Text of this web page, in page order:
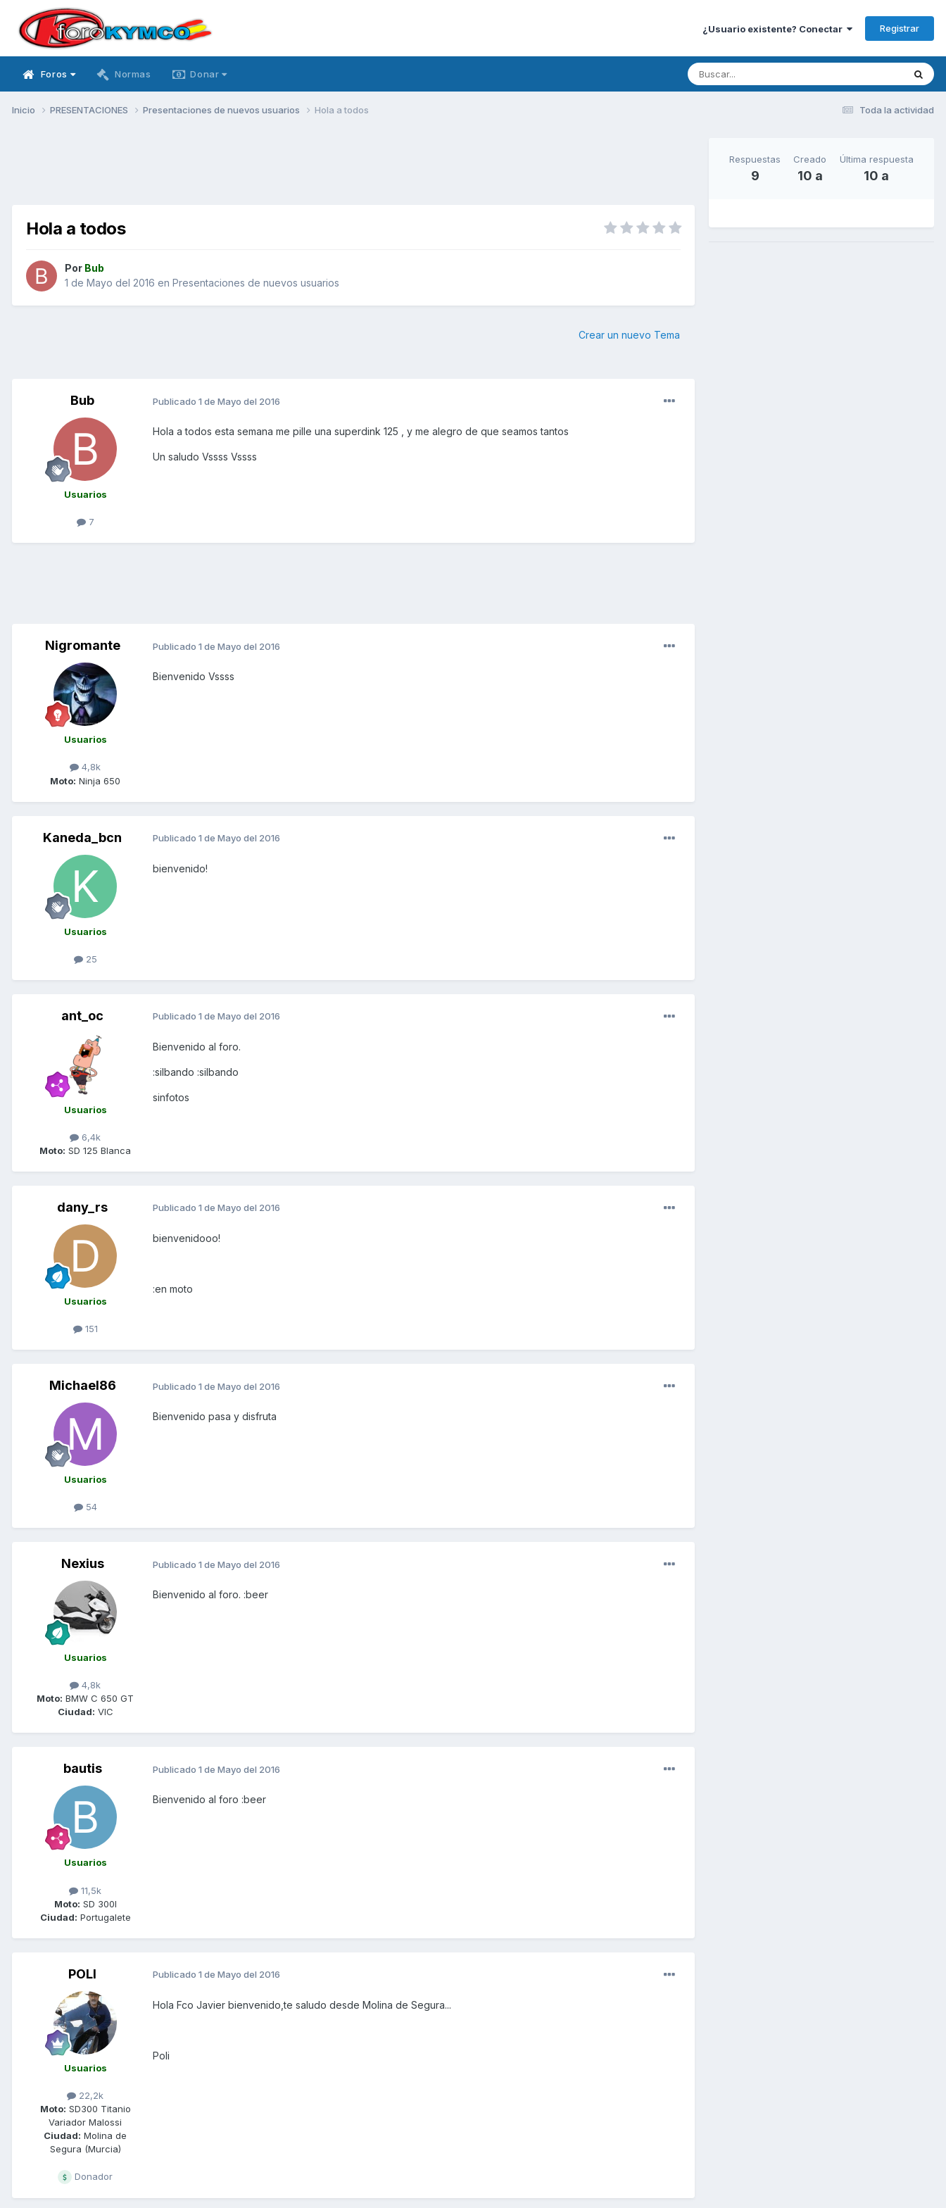
¿Usuario existente? Conectar Registrar
Foros Normas Donar
Toda la actividad
Inicio PRESENTACIONES Presentaciones de nuevos usuarios Hola a todos
Hola a todos
Por Bub
1 de Mayo del 2016 en Presentaciones de nuevos usuarios
Crear un nuevo Tema
Bub
Usuarios
7
Publicado 1 de Mayo del 2016
Hola a todos esta semana me pille una superdink 125 , y me alegro de que seamos tantos
Un saludo Vssss Vssss
Nigromante
Usuarios
4,8k
Moto: Ninja 650
Publicado 1 de Mayo del 2016
Bienvenido Vssss
Kaneda_bcn
Usuarios
25
Publicado 1 de Mayo del 2016
bienvenido!
ant_oc
Usuarios
6,4k
Moto: SD 125 Blanca
Publicado 1 de Mayo del 2016
Bienvenido al foro.
:silbando :silbando
sinfotos
dany_rs
Usuarios
151
Publicado 1 de Mayo del 2016
bienvenidooo!
:en moto
Michael86
Usuarios
54
Publicado 1 de Mayo del 2016
Bienvenido pasa y disfruta
Nexius
Usuarios
4,8k
Moto: BMW C 650 GT
Ciudad: VIC
Publicado 1 de Mayo del 2016
Bienvenido al foro. :beer
bautis
Usuarios
11,5k
Moto: SD 300I
Ciudad: Portugalete
Publicado 1 de Mayo del 2016
Bienvenido al foro :beer
POLI
Usuarios
22,2k
Moto: SD300 Titanio
Variador Malossi
Ciudad: Molina de
Segura (Murcia)
Donador
Publicado 1 de Mayo del 2016
Hola Fco Javier bienvenido,te saludo desde Molina de Segura...
Poli
Respuestas
9
Creado
10 a
Última respuesta
10 a